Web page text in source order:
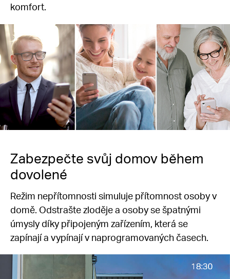
komfort.
Zabezpečte svůj domov během
dovolené
Režim nepřítomnosti simuluje přítomnost osoby v
domě. Odstrašte zloděje a osoby se špatnými
úmysly díky připojeným zařízením, která se
zapínají a vypínají v naprogramovaných časech.